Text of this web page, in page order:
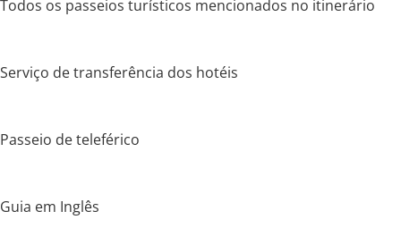
Todos os passeios turísticos mencionados no itinerário
Serviço de transferência dos hotéis
Passeio de teleférico
Guia em Inglês